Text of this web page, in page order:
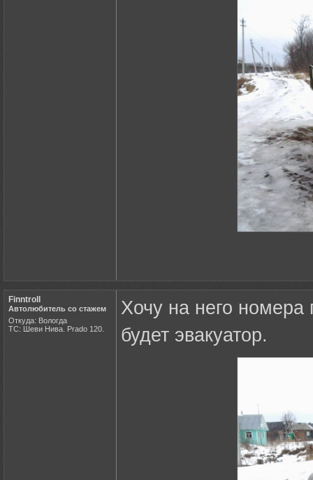
Finntroll
Автолюбитель со стажем
Откуда: Вологда
ТС: Шеви Нива. Prado 120.
Хочу на него номера
будет эвакуатор.